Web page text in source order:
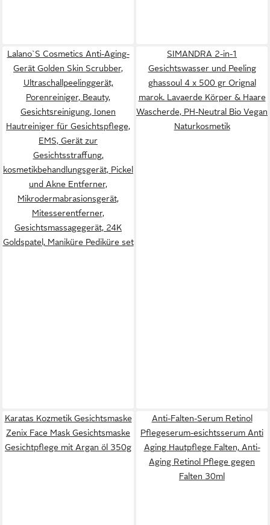
Lalano`S Cosmetics Anti-Aging-
Gerät Golden Skin Scrubber,
Ultraschallpeelinggerät,
Porenreiniger, Beauty,
Gesichtsreinigung, Ionen
Hautreiniger für Gesichtspflege,
EMS, Gerät zur
Gesichtsstraffung,
kosmetikbehandlungsgerät, Pickel
und Akne Entferner,
Mikrodermabrasionsgerät,
Mitesserentferner,
Gesichtsmassagegerät, 24K
Goldspatel, Maniküre Pediküre set
SIMANDRA 2-in-1
Gesichtswasser und Peeling
ghassoul 4 x 500 gr Orignal
marok. Lavaerde Körper & Haare
Wascherde, PH-Neutral Bio Vegan
Naturkosmetik
Karatas Kozmetik Gesichtsmaske
Zenix Face Mask Gesichtsmaske
Gesichtpflege mit Argan öl 350g
Anti-Falten-Serum Retinol
Pflegeserum-esichtsserum Anti
Aging Hautpflege Falten, Anti-
Aging Retinol Pflege gegen
Falten 30ml